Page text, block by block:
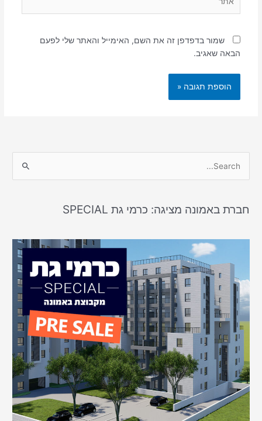
שמור בדפדפן זה את השם, האימייל והאתר שלי לפעם
הבאה שאגיב.
r
o
r
:
חברת באמונה מציגה: כרמי גת SPECIAL